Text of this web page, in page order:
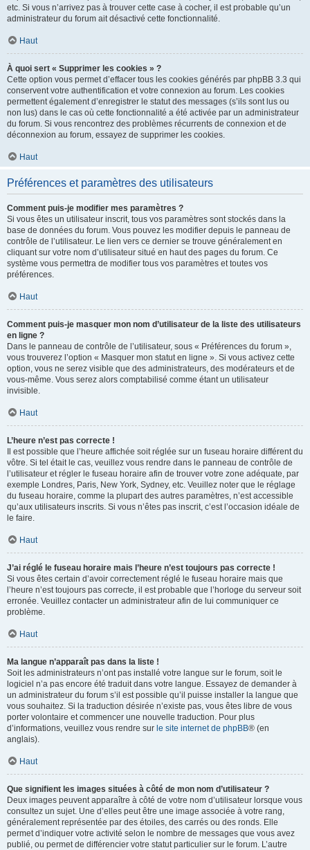
etc. Si vous n’arrivez pas à trouver cette case à cocher, il est probable qu’un
administrateur du forum ait désactivé cette fonctionnalité.
Haut
À quoi sert « Supprimer les cookies » ?
Cette option vous permet d’effacer tous les cookies générés par phpBB 3.3 qui
conservent votre authentification et votre connexion au forum. Les cookies
permettent également d’enregistrer le statut des messages (s’ils sont lus ou
non lus) dans le cas où cette fonctionnalité a été activée par un administrateur
du forum. Si vous rencontrez des problèmes récurrents de connexion et de
déconnexion au forum, essayez de supprimer les cookies.
Haut
Préférences et paramètres des utilisateurs
Comment puis-je modifier mes paramètres ?
Si vous êtes un utilisateur inscrit, tous vos paramètres sont stockés dans la
base de données du forum. Vous pouvez les modifier depuis le panneau de
contrôle de l’utilisateur. Le lien vers ce dernier se trouve généralement en
cliquant sur votre nom d’utilisateur situé en haut des pages du forum. Ce
système vous permettra de modifier tous vos paramètres et toutes vos
préférences.
Haut
Comment puis-je masquer mon nom d’utilisateur de la liste des utilisateurs
en ligne ?
Dans le panneau de contrôle de l’utilisateur, sous « Préférences du forum »,
vous trouverez l’option « Masquer mon statut en ligne ». Si vous activez cette
option, vous ne serez visible que des administrateurs, des modérateurs et de
vous-même. Vous serez alors comptabilisé comme étant un utilisateur
invisible.
Haut
L’heure n’est pas correcte !
Il est possible que l’heure affichée soit réglée sur un fuseau horaire différent du
vôtre. Si tel était le cas, veuillez vous rendre dans le panneau de contrôle de
l’utilisateur et régler le fuseau horaire afin de trouver votre zone adéquate, par
exemple Londres, Paris, New York, Sydney, etc. Veuillez noter que le réglage
du fuseau horaire, comme la plupart des autres paramètres, n’est accessible
qu’aux utilisateurs inscrits. Si vous n’êtes pas inscrit, c’est l’occasion idéale de
le faire.
Haut
J’ai réglé le fuseau horaire mais l’heure n’est toujours pas correcte !
Si vous êtes certain d’avoir correctement réglé le fuseau horaire mais que
l’heure n’est toujours pas correcte, il est probable que l’horloge du serveur soit
erronée. Veuillez contacter un administrateur afin de lui communiquer ce
problème.
Haut
Ma langue n’apparaît pas dans la liste !
Soit les administrateurs n’ont pas installé votre langue sur le forum, soit le
logiciel n’a pas encore été traduit dans votre langue. Essayez de demander à
un administrateur du forum s’il est possible qu’il puisse installer la langue que
vous souhaitez. Si la traduction désirée n’existe pas, vous êtes libre de vous
porter volontaire et commencer une nouvelle traduction. Pour plus
d’informations, veuillez vous rendre sur le site internet de phpBB® (en
anglais).
Haut
Que signifient les images situées à côté de mon nom d’utilisateur ?
Deux images peuvent apparaître à côté de votre nom d’utilisateur lorsque vous
consultez un sujet. Une d’elles peut être une image associée à votre rang,
généralement représentée par des étoiles, des carrés ou des ronds. Elle
permet d’indiquer votre activité selon le nombre de messages que vous avez
publié, ou permet de différencier votre statut particulier sur le forum. L’autre